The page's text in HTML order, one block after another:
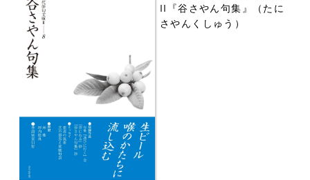
II『谷さやん句集』（たに
さやんくしゅう）